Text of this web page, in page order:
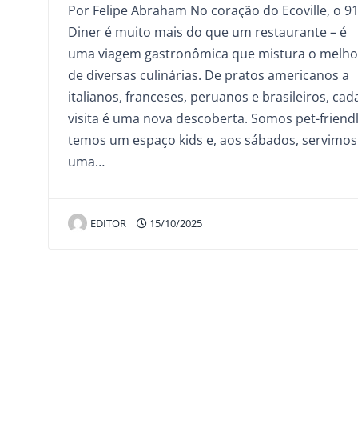
Por Felipe Abraham No coração do Ecoville, o
Diner é muito mais do que um restaurante – é
uma viagem gastronômica que mistura o
de diversas culinárias. De pratos americanos a
italianos, franceses, peruanos e brasileiros,
visita é uma nova descoberta. Somos pet-
temos um espaço kids e, aos sábados, servimos
uma…
EDITOR 15/10/2025